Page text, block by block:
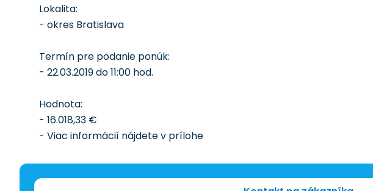
Lokalita:
- okres Bratislava
Termín pre podanie ponúk:
- 22.03.2019 do 11:00 hod.
Hodnota:
- 16.018,33 €
- Viac informácií nájdete v prílohe